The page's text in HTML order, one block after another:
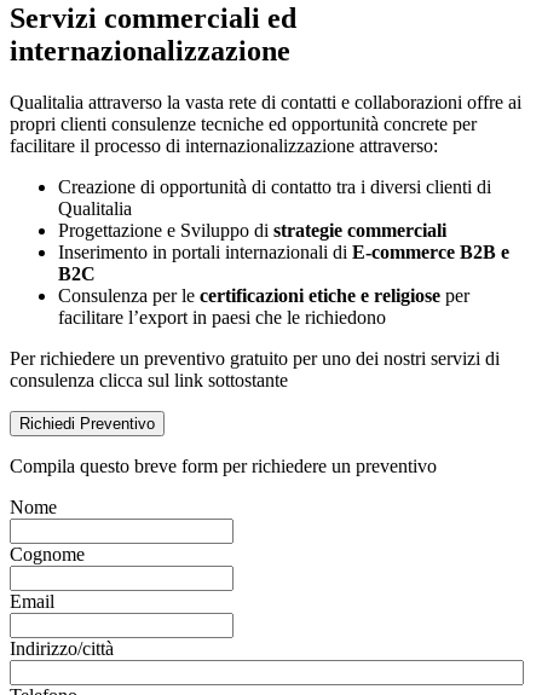
Servizi commerciali ed
internazionalizzazione
Qualitalia attraverso la vasta rete di contatti e collaborazioni offre ai
propri clienti consulenze tecniche ed opportunità concrete per
facilitare il processo di internazionalizzazione attraverso:
Creazione di opportunità di contatto tra i diversi clienti di
Qualitalia
Progettazione e Sviluppo di strategie commerciali
Inserimento in portali internazionali di E-commerce B2B e
B2C
Consulenza per le certificazioni etiche e religiose per
facilitare l’export in paesi che le richiedono
Per richiedere un preventivo gratuito per uno dei nostri servizi di
consulenza clicca sul link sottostante
Richiedi Preventivo
Compila questo breve form per richiedere un preventivo
Nome
Cognome
Email
Indirizzo/città